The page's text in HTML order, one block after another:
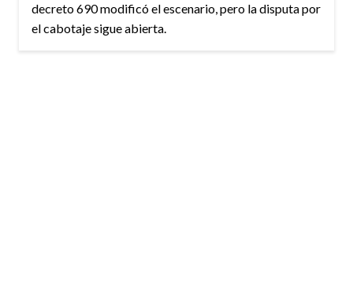
decreto 690 modificó el escenario, pero la disputa por
el cabotaje sigue abierta.